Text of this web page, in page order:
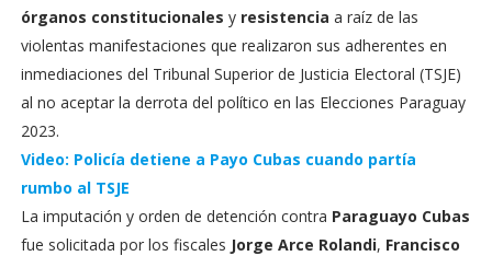
órganos constitucionales y resistencia a raíz de las
violentas manifestaciones que realizaron sus adherentes en
inmediaciones del Tribunal Superior de Justicia Electoral (TSJE)
al no aceptar la derrota del político en las Elecciones Paraguay
2023.
Video: Policía detiene a Payo Cubas cuando partía
rumbo al TSJE
La imputación y orden de detención contra Paraguayo Cubas
fue solicitada por los fiscales Jorge Arce Rolandi, Francisco